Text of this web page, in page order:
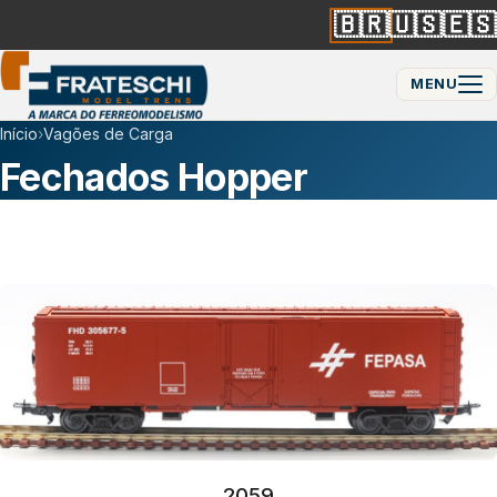
🇧🇷🇺🇸🇪🇸
MENU
Início›Vagões de Carga
Fechados Hopper